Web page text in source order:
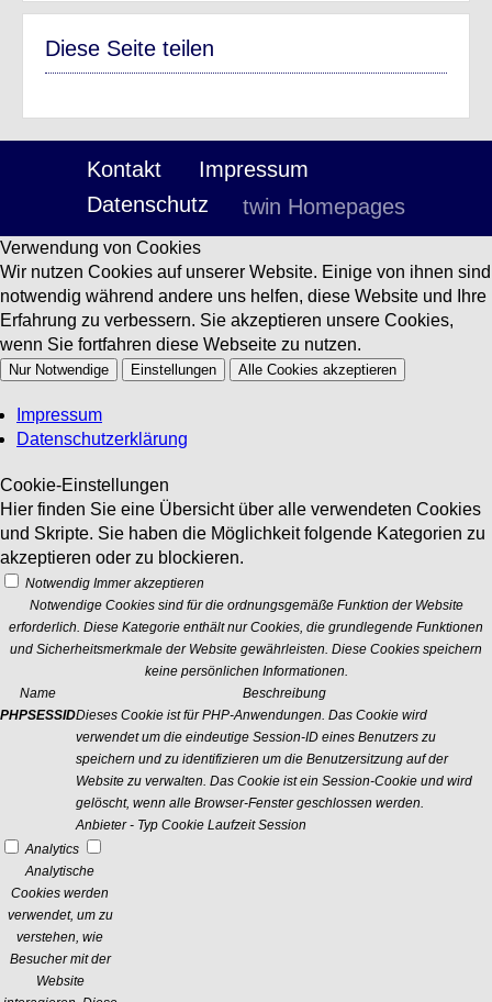
Diese Seite teilen
Kontakt
Impressum
Datenschutz
twin Homepages
Verwendung von Cookies
Wir nutzen Cookies auf unserer Website. Einige von ihnen sind
notwendig während andere uns helfen, diese Website und Ihre
Erfahrung zu verbessern. Sie akzeptieren unsere Cookies,
wenn Sie fortfahren diese Webseite zu nutzen.
Nur Notwendige Einstellungen Alle Cookies akzeptieren
Impressum
Datenschutzerklärung
Cookie-Einstellungen
Hier finden Sie eine Übersicht über alle verwendeten Cookies
und Skripte. Sie haben die Möglichkeit folgende Kategorien zu
akzeptieren oder zu blockieren.
Notwendig Immer akzeptieren
Notwendige Cookies sind für die ordnungsgemäße Funktion der Website
erforderlich. Diese Kategorie enthält nur Cookies, die grundlegende Funktionen
und Sicherheitsmerkmale der Website gewährleisten. Diese Cookies speichern
keine persönlichen Informationen.
Name
Beschreibung
PHPSESSIDDieses Cookie ist für PHP-Anwendungen. Das Cookie wird
verwendet um die eindeutige Session-ID eines Benutzers zu
speichern und zu identifizieren um die Benutzersitzung auf der
Website zu verwalten. Das Cookie ist ein Session-Cookie und wird
gelöscht, wenn alle Browser-Fenster geschlossen werden.
Anbieter - Typ Cookie Laufzeit Session
Analytics
Analytische
Cookies werden
verwendet, um zu
verstehen, wie
Besucher mit der
Website